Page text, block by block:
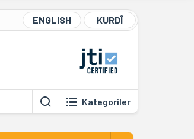
ENGLISH KURDÎ
Kategoriler